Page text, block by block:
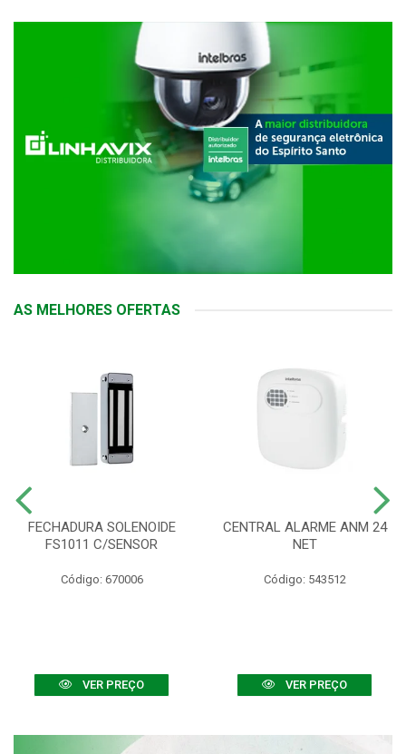
AS MELHORES OFERTAS
FECHADURA SOLENOIDE
FS1011 C/SENSOR
Código: 670006
VER PREÇO
CENTRAL ALARME ANM 24
NET
Código: 543512
VER PREÇO